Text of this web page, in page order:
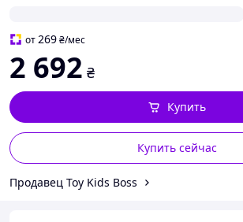
от269₴/мес
2 692 ₴
Купить сейчас
Купить
Продавец Toy Kids Boss